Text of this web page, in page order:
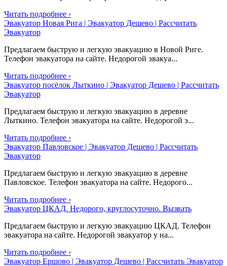
Читать подробнее ›
Эвакуатор Новая Рига | Эвакуатор Дешево | Рассчитать
Эвакуатор
Предлагаем быструю и легкую эвакуацию в Новой Риге.
Телефон эвакуатора на сайте. Недорогой эвакуа...
Читать подробнее ›
Эвакуатор посёлок Лыткино | Эвакуатор Дешево | Рассчитать
Эвакуатор
Предлагаем быструю и легкую эвакуацию в деревне
Лыткино. Телефон эвакуатора на сайте. Недорогой э...
Читать подробнее ›
Эвакуатор Павловское | Эвакуатор Дешево | Рассчитать
Эвакуатор
Предлагаем быструю и легкую эвакуацию в деревне
Павловское. Телефон эвакуатора на сайте. Недорого...
Читать подробнее ›
Эвакуатор ЦКАД. Недорого, круглосуточно. Вызвать
Предлагаем быструю и легкую эвакуацию ЦКАД. Телефон
эвакуатора на сайте. Недорогой эвакуатор у на...
Читать подробнее ›
Эвакуатор Ершово | Эвакуатор Дешево | Рассчитать Эвакуатор